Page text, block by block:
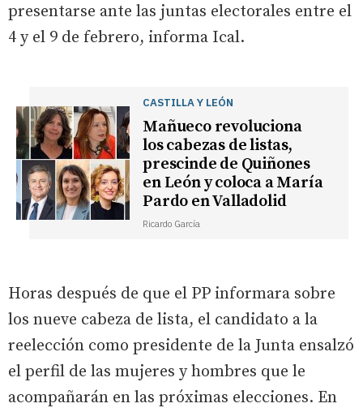
presentarse ante las juntas electorales entre el
4 y el 9 de febrero, informa Ical.
CASTILLA Y LEÓN
Mañueco revoluciona
los cabezas de listas,
prescinde de Quiñones
en León y coloca a María
Pardo en Valladolid
Ricardo García
Horas después de que el PP informara sobre
los nueve cabeza de lista, el candidato a la
reelección como presidente de la Junta ensalzó
el perfil de las mujeres y hombres que le
acompañarán en las próximas elecciones. En